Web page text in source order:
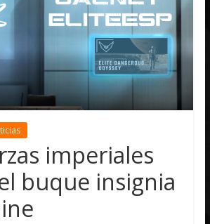
imperiales
buque insignia